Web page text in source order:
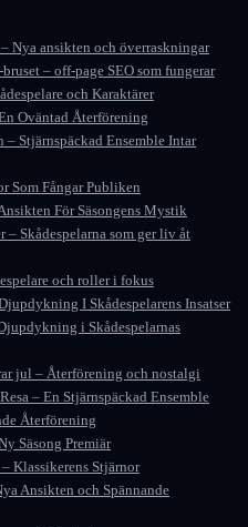
Nya ansikten och överraskningar
– off-page SEO som fungerar
och Karaktärer
Oväntad Återförening
Stjärnspäckad Ensemble Intar
Som Fångar Publiken
För Säsongens Mystik
Skådespelarna som ger liv åt
och roller i fokus
I Skådespelarens Insatser
i Skådespelarnas
jul – Återförening och nostalgi
– En Stjärnspäckad Ensemble
Återförening
Säsong Premiär
Klassikerens Stjärnor
Ansikten och Spännande